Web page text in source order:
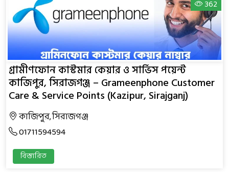
362
গ্রামীণফোন কাস্টমার কেয়ার ও সার্ভিস পয়েন্ট
কাজিপুর, সিরাজগঞ্জ – Grameenphone Customer
Care & Service Points (Kazipur, Sirajganj)
কাজিপুর, সিরাজগঞ্জ
01711594594
বিস্তারিত